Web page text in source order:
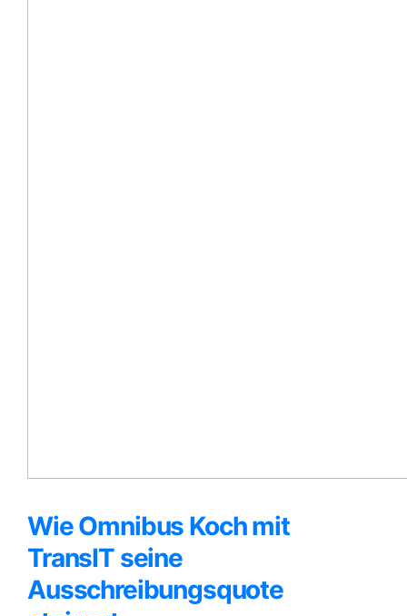
Wie Omnibus Koch mit
TransIT seine
Ausschreibungsquote